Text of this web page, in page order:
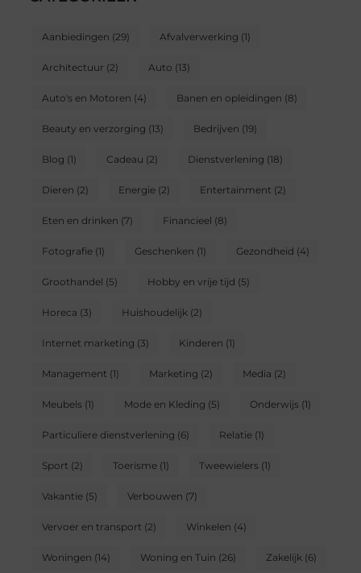
Aanbiedingen (29) Afvalverwerking (1)
Architectuur (2) Auto (13)
Auto's en Motoren (4) Banen en opleidingen (8)
Beauty en verzorging (13) Bedrijven (19)
Blog (1) Cadeau (2) Dienstverlening (18)
Dieren (2) Energie(2) Entertainment (2)
Eten en drinken (7) Financieel (8)
Fotografie(1) Geschenken (1) Gezondheid (4)
Groothandel (5) Hobby en vrije tijd (5)
Horeca (3) Huishoudelijk (2)
Internet marketing (3) Kinderen (1)
Management (1) Marketing (2) Media (2)
Meubels(1) Mode en Kleding (5) Onderwijs(1)
Particuliere dienstverlening (6) Relatie(1)
Sport (2) Toerisme(1) Tweewielers(1)
Vakantie(5) Verbouwen (7)
Vervoer en transport (2) Winkelen (4)
Woningen (14) Woning en Tuin (26) Zakelijk (6)